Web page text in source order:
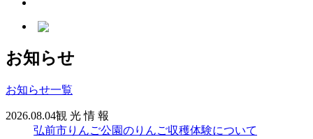
お知らせ
お知らせ一覧
2026.08.04観 光 情 報
弘前市りんご公園のりんご収穫体験について